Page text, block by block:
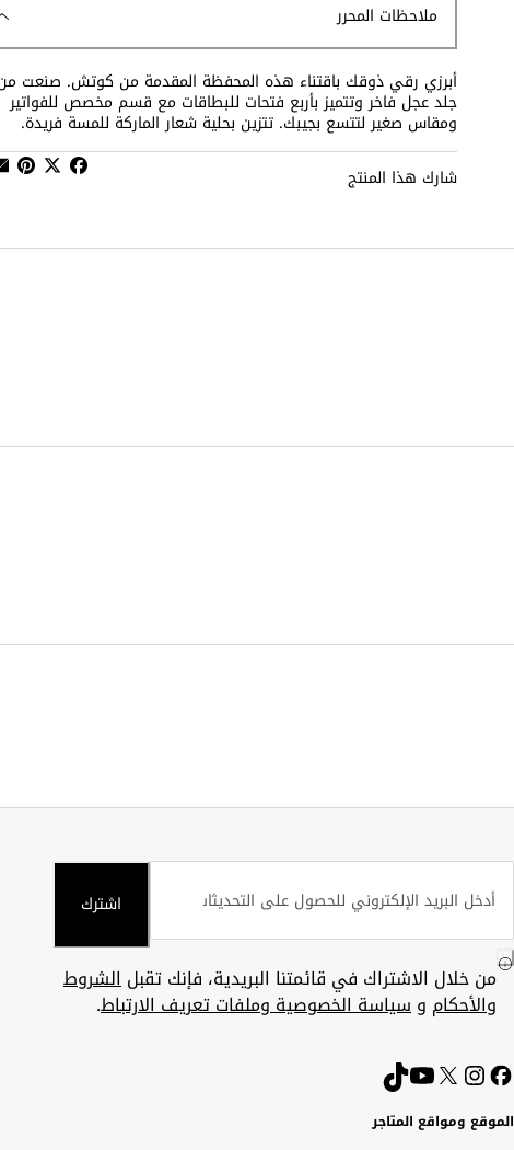
ملاحظات المحرر
أبرزي رقي ذوقك باقتناء هذه المحفظة المقدمة من كوتش. صنعت
جلد عجل فاخر وتتميز بأربع فتحات للبطاقات مع قسم مخصص للفواتير
ومقاس صغير لتتسع بجيبك. تتزين بحلية شعار الماركة للمسة فريدة.
شارك هذا المنتج
اشترك
من خلال الاشتراك في قائمتنا البريدية، فإنك تقبلالشروط
والأحكام وسياسة الخصوصية وملفات تعريف الارتباط.
الموقع ومواقع المتاجر